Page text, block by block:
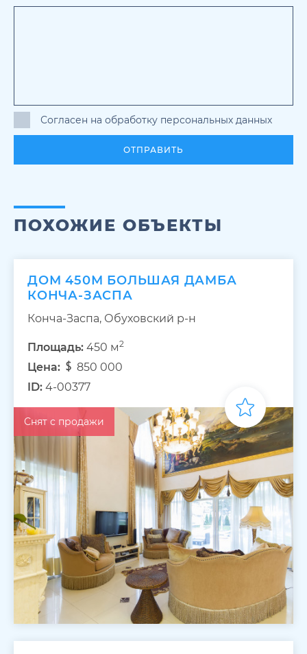
Согласен на обработку персональных данных
ОТПРАВИТЬ
ПОХОЖИЕ ОБЪЕКТЫ
ДОМ 450М БОЛЬШАЯ ДАМБА
КОНЧА-ЗАСПА
Конча-Заспа, Обуховский р-н
Площадь: 450 м2
Цена:
850 000
ID: 4-00377
Снят с продажи